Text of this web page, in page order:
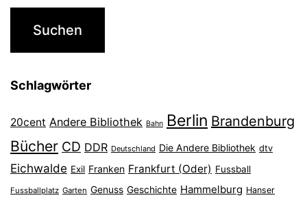
Schlagwörter
20cent Andere Bibliothek Bahn Berlin Brandenburg
Bücher CD DDR Deutschland Die Andere Bibliothek dtv
Eichwalde Exil Franken Frankfurt (Oder) Fussball
Fussballplatz Garten Genuss Geschichte Hammelburg Hanser